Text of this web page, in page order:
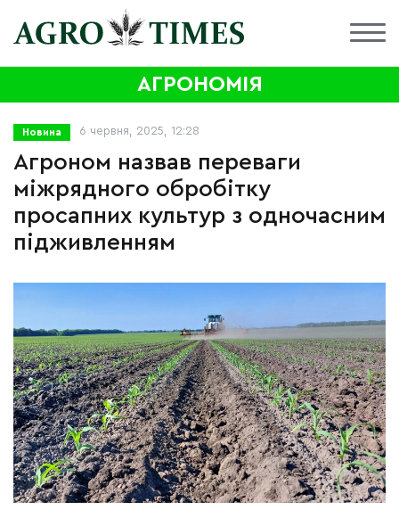
АГРОНОМІЯ
Новина 6 червня, 2025, 12:28
Агроном назвав переваги
міжрядного обробітку
просапних культур з одночасним
підживленням